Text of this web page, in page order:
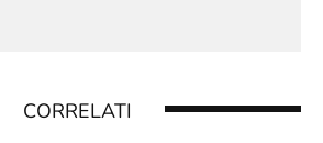
CORRELATI